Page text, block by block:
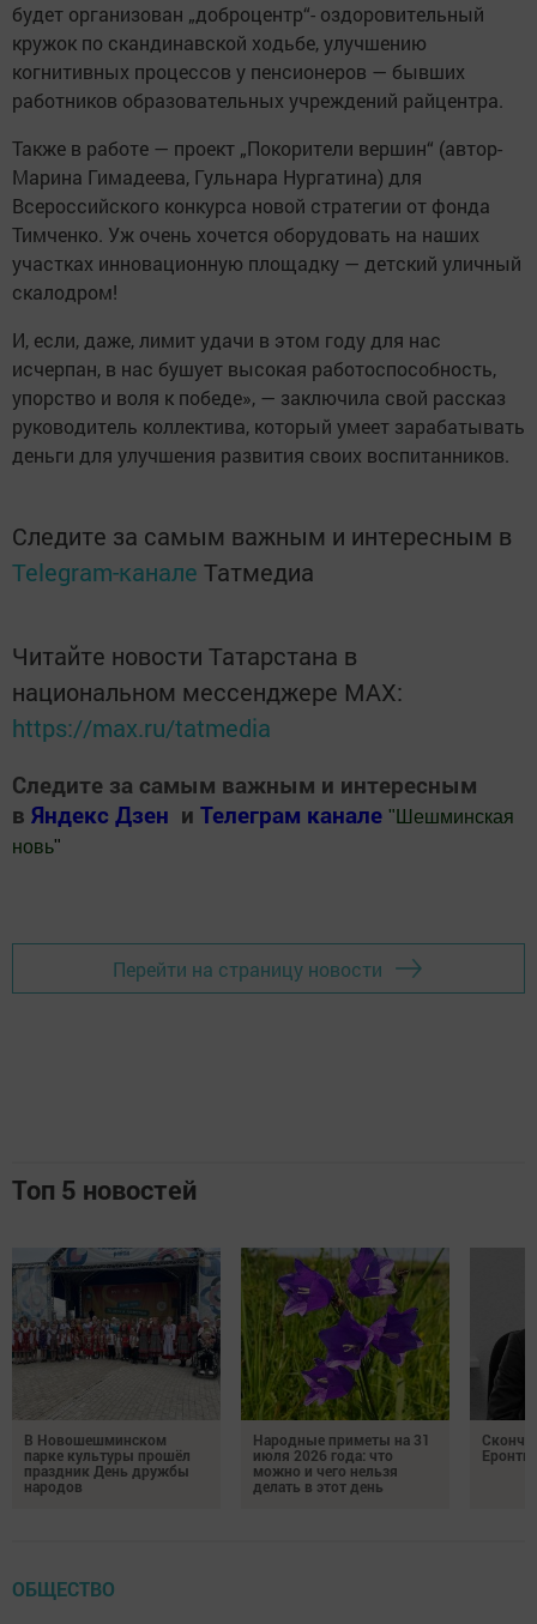
будет организован „доброцентр“- оздоровительный
кружок по скандинавской ходьбе, улучшению
когнитивных процессов у пенсионеров — бывших
работников образовательных учреждений райцентра.
Также в работе — проект „Покорители вершин“ (автор-
Марина Гимадеева, Гульнара Нургатина) для
Всероссийского конкурса новой стратегии от фонда
Тимченко. Уж очень хочется оборудовать на наших
участках инновационную площадку — детский уличный
скалодром!
И, если, даже, лимит удачи в этом году для нас
исчерпан, в нас бушует высокая работоспособность,
упорство и воля к победе», — заключила свой рассказ
руководитель коллектива, который умеет зарабатывать
деньги для улучшения развития своих воспитанников.
Следите за самым важным и интересным в
Telegram-канале Татмедиа
Читайте новости Татарстана в
национальном мессенджере MАХ:
https://max.ru/tatmedia
Следите за самым важным и интересным
в Яндекс Дзен и Телеграм канале " Шешминская
новь"
Перейти на страницу новости
Топ 5 новостей
В Новошешминском
парке культуры прошёл
праздник День дружбы
народов
Народные приметы на 31
июля 2026 года: что
можно и чего нельзя
делать в этот день
ОБЩЕСТВО